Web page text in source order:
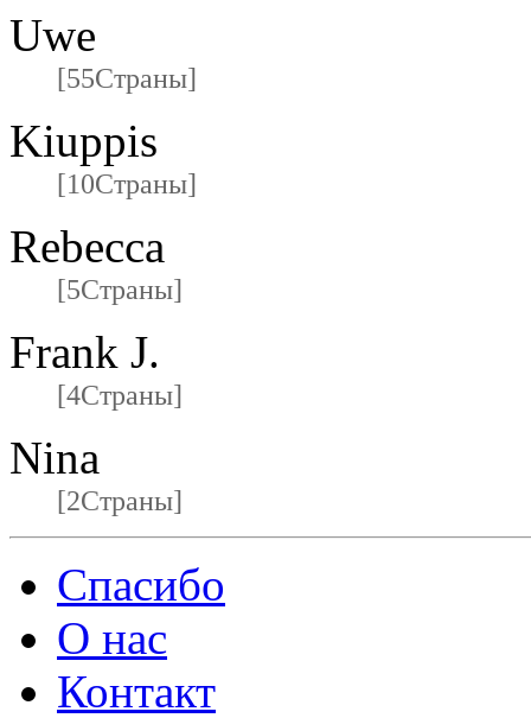
Uwe
[55Страны]
Kiuppis
[10Страны]
Rebecca
[5Страны]
Frank J.
[4Страны]
Nina
[2Страны]
Спасибо
О нас
Контакт